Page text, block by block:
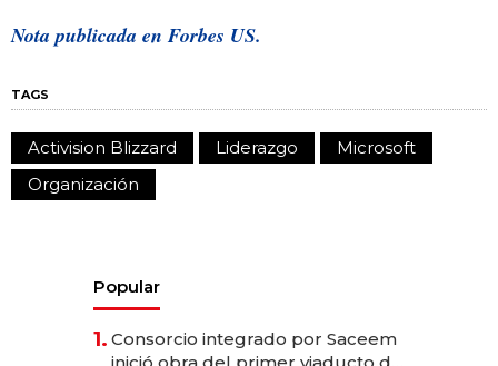
Nota publicada enForbes US.
TAGS
Activision Blizzard Liderazgo
Microsoft
Organización
Popular
1. Consorcio integrado por Saceem